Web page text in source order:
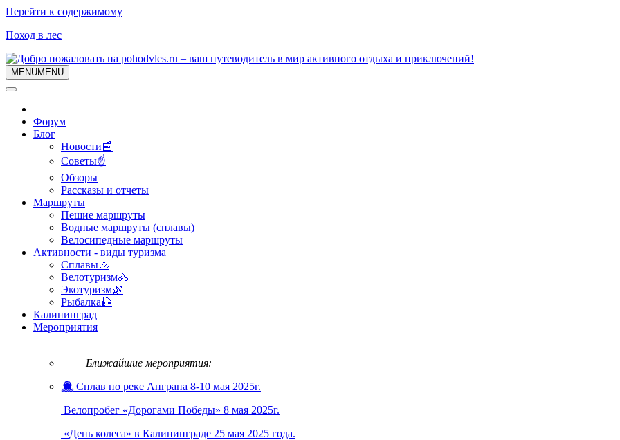
Перейти к содержимому
Поход в лес
MENUMENU
Форум
Блог
Новости📰
Советы☝
Обзоры
Рассказы и отчеты
Маршруты
Пешие маршруты
Водные маршруты (сплавы)
Велосипедные маршруты
Активности - виды туризма
Сплавы🚣
Велотуризм🚴
Экотуризм🌿
Рыбалка🎣
Калининград
Мероприятия
Ближайшие мероприятия:
Сплав по реке Анграпа 8-10 мая 2025г.
Велопробег «Дорогами Победы» 8 мая 2025г.
«День колеса» в Калининграде 25 мая 2025 года.